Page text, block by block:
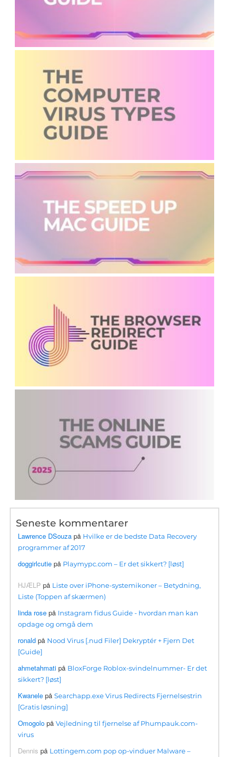
Seneste kommentarer
Lawrence DSouza på Hvilke er de bedste Data Recovery
programmer af 2017
doggirlcutie på Playmypc.com – Er det sikkert? [løst]
HJÆLP på Liste over iPhone-systemikoner – Betydning,
Liste (Toppen af ​​skærmen)
linda rose på Instagram fidus Guide - hvordan man kan
opdage og omgå dem
ronald på Nood Virus [.nud Filer] Dekryptér + Fjern Det
[Guide]
ahmetahmati på BloxForge Roblox-svindelnummer- Er det
sikkert? [løst]
Kwanele påSearchapp.exe Virus Redirects Fjernelsestrin
[Gratis løsning]
Omogolo påVejledning til fjernelse af Phumpauk.com-
virus
Dennis på Lottingem.com pop op-vinduer Malware –